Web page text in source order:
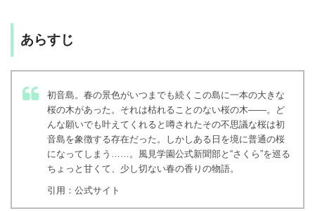
あらすじ
初音島。春の景色がいつまでも続くこの島に一本の大きな
桜の木があった。それは枯れることのない桜の木――。ど
んな願いでも叶えてくれると噂されたその不思議な桜は初
音島を象徴する存在だった。しかしある日を境に普通の桜
になってしまう……。風見学園公式新聞部と“さくら”を巡る
ちょっと甘くて、少し切ない春の香りの物語。
引用：公式サイト